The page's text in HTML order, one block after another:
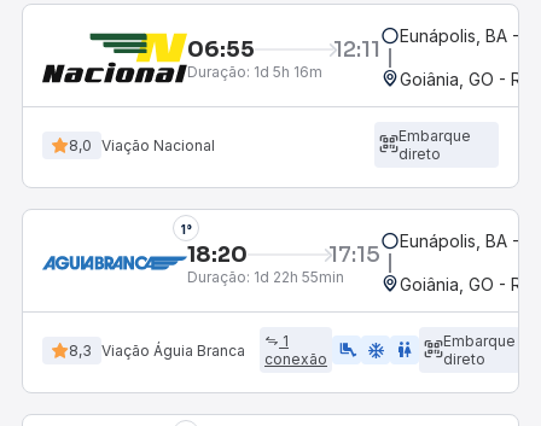
06:55 12:11
Duração: 1d 5h 16m
Eunápolis, BA -
Goiânia, GO -
8,0 Viação Nacional
Embarque
direto
1°
18:20 17:15
Duração: 1d 22h 55min
Eunápolis, BA -
Goiânia, GO -
8,3 Viação Águia Branca
1
conexão
airline_seat_legroom_extra ac_unit WC
Embarque
direto